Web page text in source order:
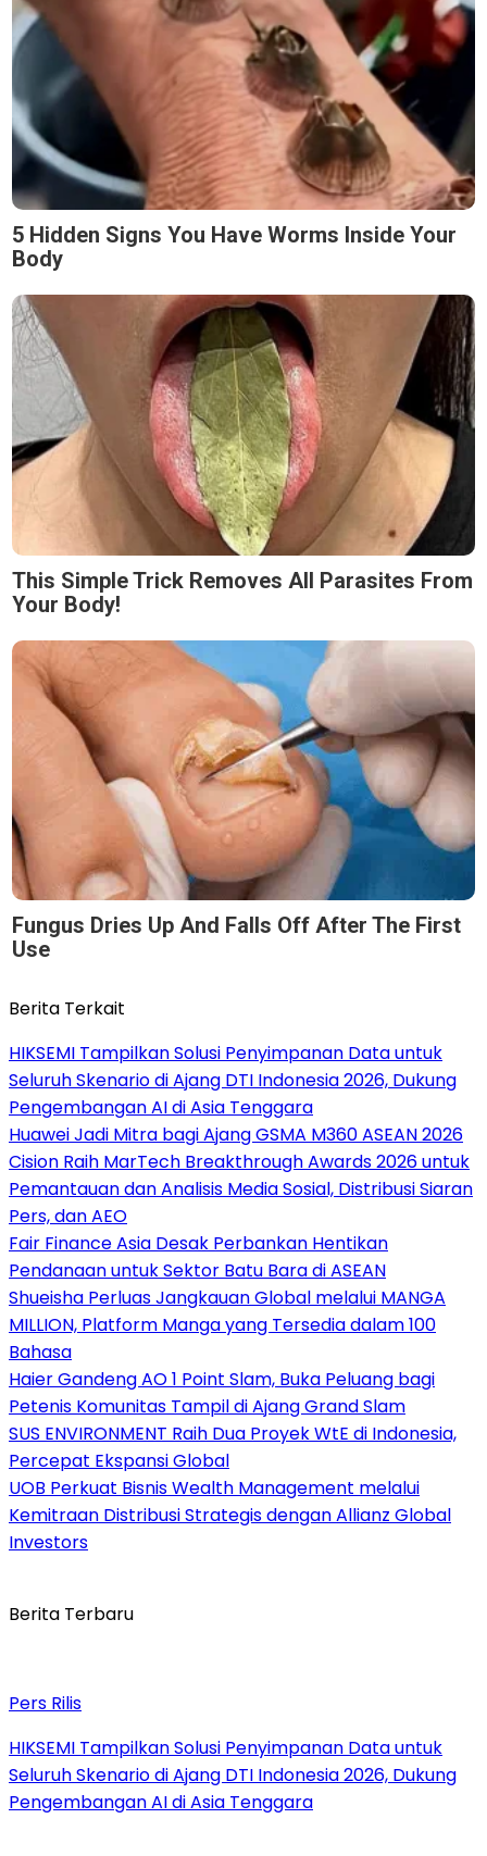
5 Hidden Signs You Have Worms Inside Your
Body
This Simple Trick Removes All Parasites From
Your Body!
Fungus Dries Up And Falls Off After The First
Use
Berita Terkait
HIKSEMI Tampilkan Solusi Penyimpanan Data untuk
Seluruh Skenario di Ajang DTI Indonesia 2026, Dukung
Pengembangan AI di Asia Tenggara
Huawei Jadi Mitra bagi Ajang GSMA M360 ASEAN 2026
Cision Raih MarTech Breakthrough Awards 2026 untuk
Pemantauan dan Analisis Media Sosial, Distribusi Siaran
Pers, dan AEO
Fair Finance Asia Desak Perbankan Hentikan
Pendanaan untuk Sektor Batu Bara di ASEAN
Shueisha Perluas Jangkauan Global melalui MANGA
MILLION, Platform Manga yang Tersedia dalam 100
Bahasa
Haier Gandeng AO 1 Point Slam, Buka Peluang bagi
Petenis Komunitas Tampil di Ajang Grand Slam
SUS ENVIRONMENT Raih Dua Proyek WtE di Indonesia,
Percepat Ekspansi Global
UOB Perkuat Bisnis Wealth Management melalui
Kemitraan Distribusi Strategis dengan Allianz Global
Investors
Berita Terbaru
Pers Rilis
HIKSEMI Tampilkan Solusi Penyimpanan Data untuk
Seluruh Skenario di Ajang DTI Indonesia 2026, Dukung
Pengembangan AI di Asia Tenggara